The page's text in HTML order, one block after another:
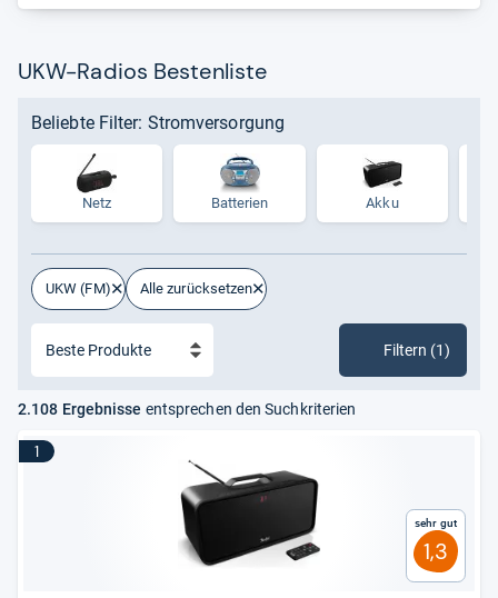
UKW-Radios Bestenliste
Beliebte Filter: Stromversorgung
Netz Batterien Akku
UKW (FM) Alle zurücksetzen
Filtern (1)
2.108 Ergebnisse entsprechen den Suchkriterien
1
Sehr gut
1,3